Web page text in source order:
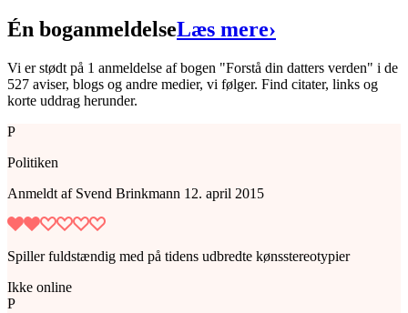
Én boganmeldelseLæs mere›
Vi er stødt på 1 anmeldelse af bogen "Forstå din datters verden" i de
527 aviser, blogs og andre medier, vi følger. Find citater, links og
korte uddrag herunder.
P
Politiken
Anmeldt af Svend Brinkmann 12. april 2015
Spiller fuldstændig med på tidens udbredte kønsstereotypier
Ikke online
P